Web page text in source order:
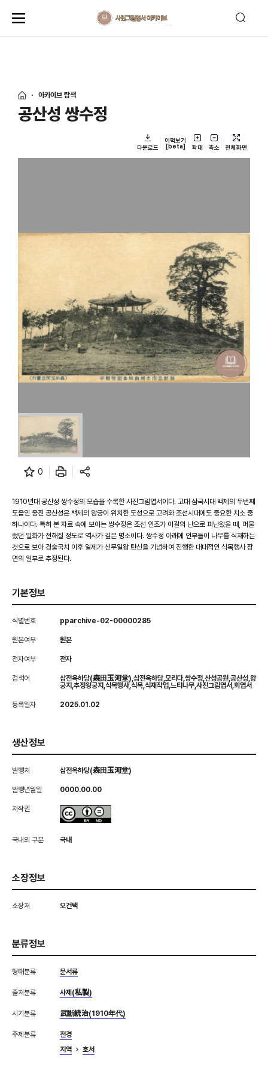
아카이브 탐색
공산성 쌍수정
다운로드
이력보기
[beta]
확대 축소 전체화면
0
1910년대 공산성 쌍수정의 모습을 수록한 사진그림엽서이다. 고대 삼국시대 백제의 두번째
도읍인 웅진 공산성은 백제의 왕궁이 위치한 도성으로 고려와 조선시대에도 중요한 치소 중
하나이다. 특히 본 자료 속에 보이는 쌍수정은 조선 인조가 이괄의 난으로 피난왔을 때, 머물
렀던 일화가 전해질 정도로 역사가 깊은 명소이다. 쌍수정 아래에 인부들이 나무를 식재하는
것으로 보아 경술국치 이후 일제가 신무일왕 탄신을 기념하여 진행한 대대적인 식목행사 장
면의 일부로 추정된다.
기본정보
식별번호 pparchive-02-00000285
원본여부 원본
전자여부 전자
검색어
삼전옥하당(森田玉河堂),삼전옥하당,모리다,쌍수정,산성공원,공산성,왕
궁지,추정왕궁지,식목행사,식목,식재작업,느티나무,사진그림엽서,회엽서
등록일자 2025.01.02
생산정보
발행처 삼전옥하당(森田玉河堂)
발행년월일 0000.00.00
저작권
국내외 구분 국내
소장정보
소장처 오건택
분류정보
형태분류 문서류
출처분류 사제(私製)
시기분류 武斷統治(1910年代)
주제분류
전경
지역
호서